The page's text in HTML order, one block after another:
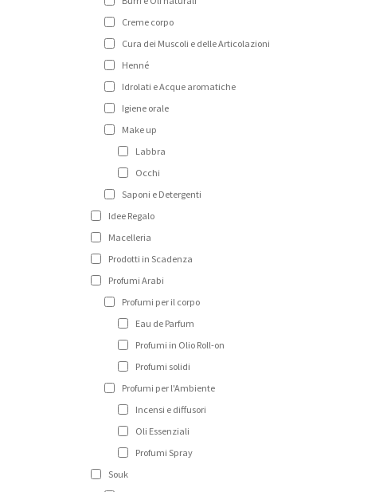
Creme corpo
Cura dei Muscoli e delle Articolazioni
Henné
Idrolati e Acque aromatiche
Igiene orale
Make up
Labbra
Occhi
Saponi e Detergenti
Idee Regalo
Macelleria
Prodotti in Scadenza
Profumi Arabi
Profumi per il corpo
Eau de Parfum
Profumi in Olio Roll-on
Profumi solidi
Profumi per l'Ambiente
Incensi e diffusori
Oli Essenziali
Profumi Spray
Souk